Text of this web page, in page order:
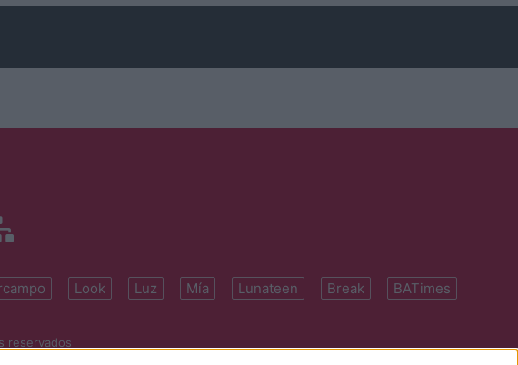
Look Luz Mía Lunateen Break BATimes
reservados